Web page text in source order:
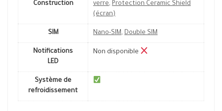
Construction
verre, Protection Ceramic Shield
(écran)
SIM Nano-SIM, Double SIM
Notifications
LED
Non disponible
Système de
refroidissement